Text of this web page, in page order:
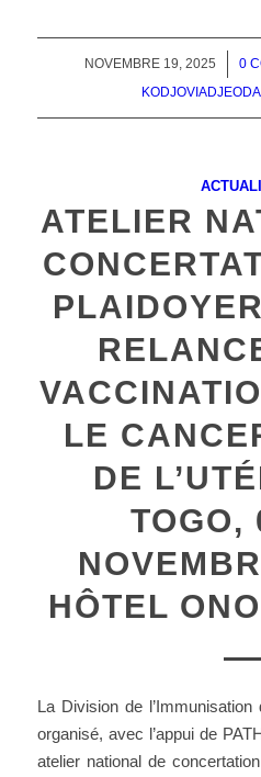
NOVEMBRE 19, 2025
/ 0
ATELIER
LE
DE
TOGO,
HÔTEL
La Division de
organisé, avec l’appui de
atelier national de